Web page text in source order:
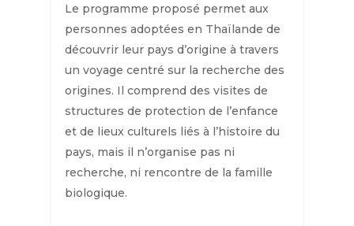
Le programme proposé permet aux
personnes adoptées en Thaïlande de
découvrir leur pays d’origine à travers
un voyage centré sur la recherche des
origines. Il comprend des visites de
structures de protection de l’enfance
et de lieux culturels liés à l’histoire du
pays, mais il n’organise pas ni
recherche, ni rencontre de la famille
biologique.